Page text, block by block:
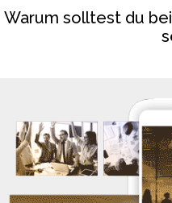
Warum solltest du